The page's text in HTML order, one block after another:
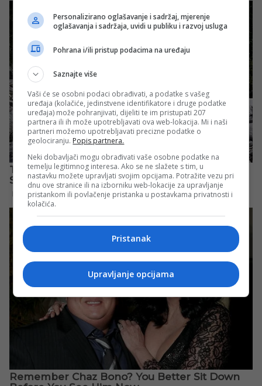
Personalizirano oglašavanje i sadržaj, mjerenje
oglašavanja i sadržaja, uvidi u publiku i razvoj usluga
Pohrana i/ili pristup podacima na uređaju
Saznajte više
Vaši će se osobni podaci obrađivati, a podatke s vašeg
uređaja (kolačiće, jedinstvene identifikatore i druge podatke
uređaja) može pohranjivati, dijeliti te im pristupati 207
partnera ili ih može upotrebljavati ova web-lokacija. Mi i naši
partneri možemo upotrebljavati precizne podatke o
geolociranju. Popis partnera.
Neki dobavljači mogu obrađivati vaše osobne podatke na
temelju legitimnog interesa. Ako se ne slažete s tim, u
nastavku možete upravljati svojim opcijama. Potražite vezu pri
dnu ove stranice ili na izborniku web-lokacije za upravljanje
pristankom ili povlačenje pristanka u postavkama privatnosti i
kolačića.
Pristanak
Upravljanje opcijama